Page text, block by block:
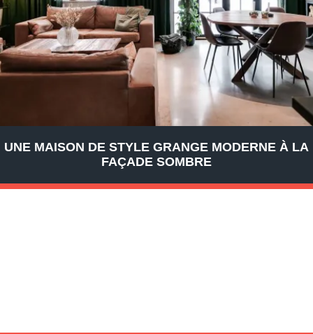
UNE MAISON DE STYLE GRANGE MODERNE À LA
FAÇADE SOMBRE